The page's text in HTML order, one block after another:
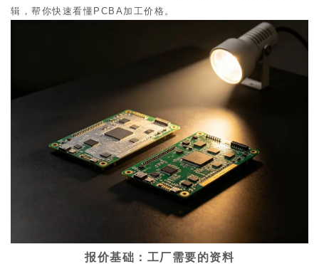
辑，帮你快速看懂 PCBA加工价格。
报价基础：工厂需要的资料